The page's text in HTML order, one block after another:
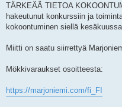
e
t
i
TÄRKEÄÄ TIETOA
hakeutunut konkurssiin ja
kokoontuminen siellä
Miitti on saatu siirrettyä
Mökkivaraukset osoitteesta:
https://marjoniemi.com/fi_FI